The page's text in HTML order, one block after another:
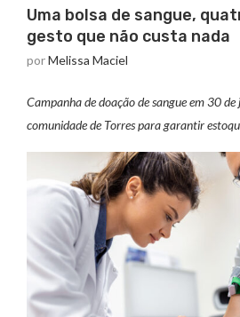
Uma bolsa de sangue,
gesto que não custa nada
porMelissa Maciel
Campanha de doação de sangue em 30
comunidade de Torres para garantir